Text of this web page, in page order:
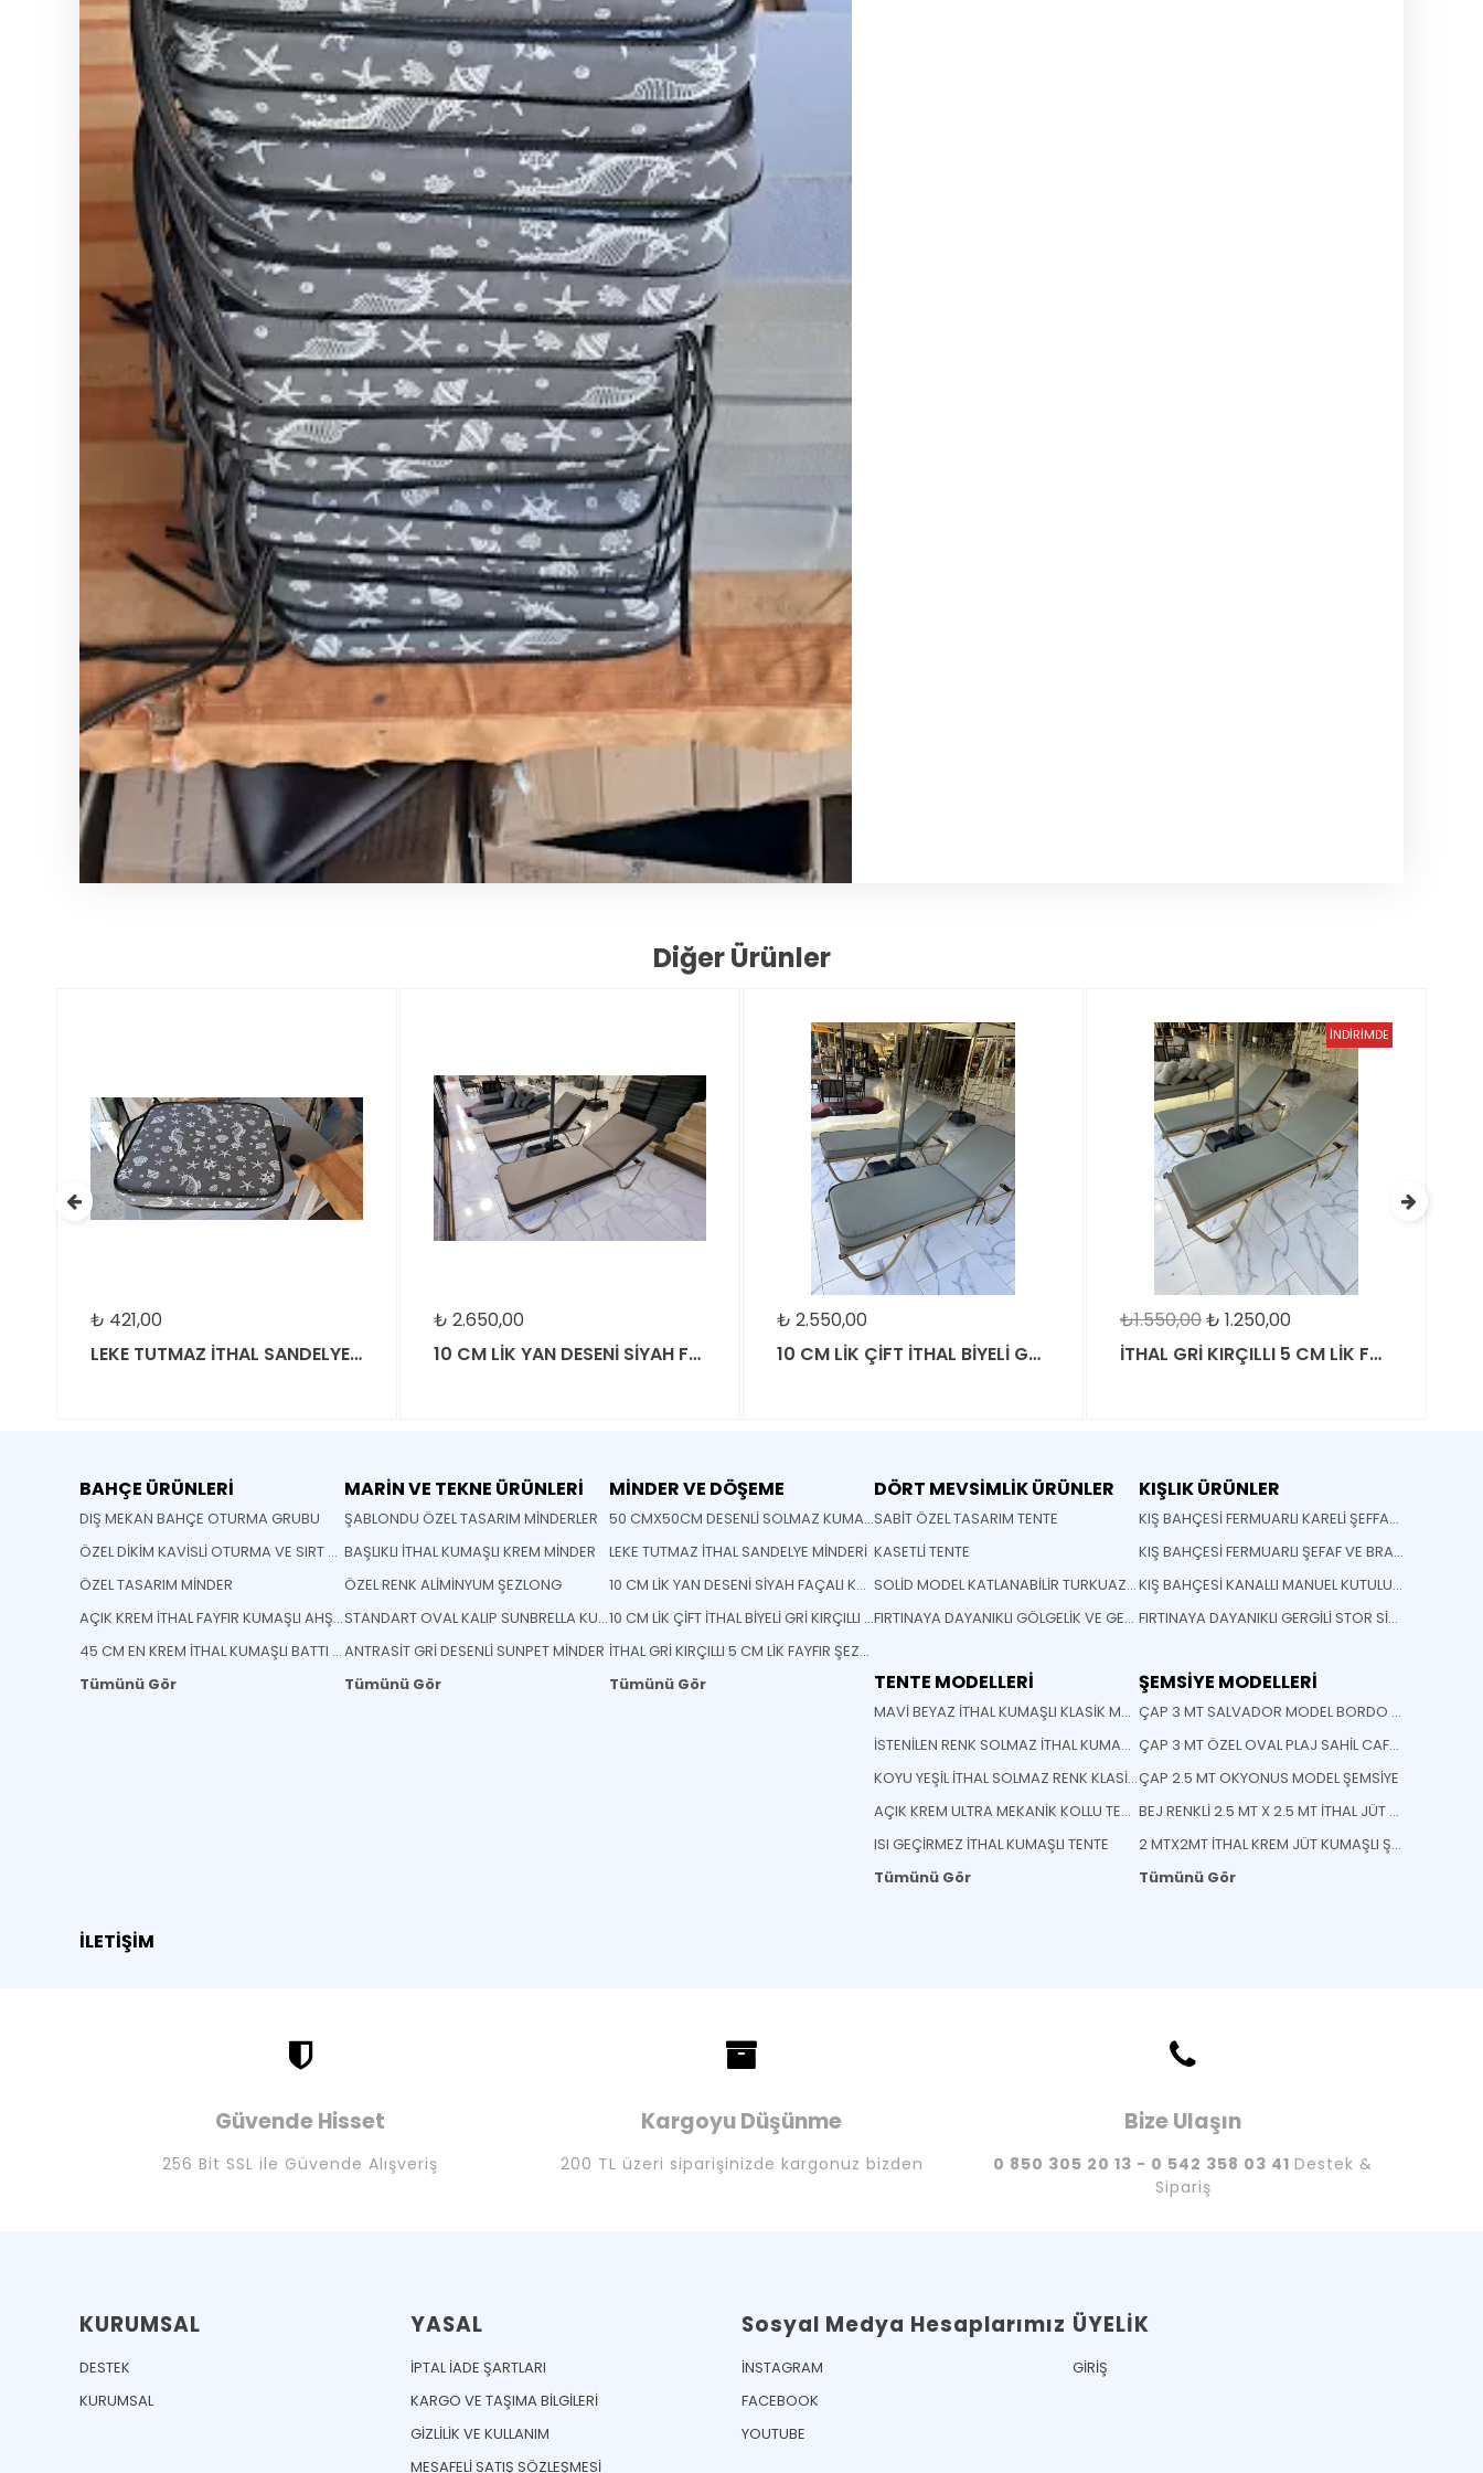
Diğer Ürünler
421,00
LEKE TUTMAZ İTHAL SANDELYE MİNDERİ
2.650,00
10 CM LİK YAN DESENİ SİYAH FAÇALI KOYU GRİ RENK ŞEZLONG MİNDERİ
2.550,00
10 CM LİK ÇİFT İTHAL BİYELİ GRİ KIRÇILLI FAYFIR ŞEZLONG MİNDERİ
₺1.550,00₺1.250,00
İTHAL GRİ KIRÇILLI 5 CM LİK FAYFIR ŞEZLONG MİNDERİ
TÜKENDİ
İNDİRİMDE
BAHÇE ÜRÜNLERİ
DIŞ MEKAN BAHÇE OTURMA GRUBU
ÖZEL DİKİM KAVİSLİ OTURMA VE SIRT MİNDERİ
ÖZEL TASARIM MİNDER
AÇIK KREM İTHAL FAYFIR KUMAŞLI AHŞAP KATLANABİLİR SANDELYE
45 CM EN KREM İTHAL KUMAŞLI BATTI ÇIKTI KUMAŞ
Tümünü Gör
MARİN VE TEKNE ÜRÜNLERİ
ŞABLONDU ÖZEL TASARIM MİNDERLER
BAŞLIKLI İTHAL KUMAŞLI KREM MİNDER
ÖZEL RENK ALİMİNYUM ŞEZLONG
STANDART OVAL KALIP SUNBRELLA KUMAŞ SANDELYE MİNDERİ
ANTRASİT GRİ DESENLİ SUNPET MİNDER
Tümünü Gör
MİNDER VE DÖŞEME
50 CMX50CM DESENLİ SOLMAZ KUMAŞ YASTIK MİNDER
LEKE TUTMAZ İTHAL SANDELYE MİNDERİ
10 CM LİK YAN DESENİ SİYAH FAÇALI KOYU GRİ RENK ŞEZLONG MİNDERİ
10 CM LİK ÇİFT İTHAL BİYELİ GRİ KIRÇILLI FAYFIR ŞEZLONG MİNDERİ
İTHAL GRİ KIRÇILLI 5 CM LİK FAYFIR ŞEZLONG MİNDERİ
Tümünü Gör
DÖRT MEVSİMLİK ÜRÜNLER
SABİT ÖZEL TASARIM TENTE
KASETLİ TENTE
SOLİD MODEL KATLANABİLİR TURKUAZ TENTE
FIRTINAYA DAYANIKLI GÖLGELİK VE GERME SİSTEMLİ MONTAJA HAZIR GÖLGELİK
KIŞLIK ÜRÜNLER
KIŞ BAHÇESİ FERMUARLI KARELİ ŞEFFAF BRANDA
KIŞ BAHÇESİ FERMUARLI ŞEFAF VE BRANDA
KIŞ BAHÇESİ KANALLI MANUEL KUTULU TENTE
FIRTINAYA DAYANIKLI GERGİLİ STOR SİSTEM MEKANİZMALI TENTE
TENTE MODELLERİ
MAVİ BEYAZ İTHAL KUMAŞLI KLASİK MAFSALLI TENTE
İSTENİLEN RENK SOLMAZ İTHAL KUMAŞ KÖRÜKLÜ TENTE
KOYU YEŞİL İTHAL SOLMAZ RENK KLASİK TENTE
AÇIK KREM ULTRA MEKANİK KOLLU TENTE
ISI GEÇİRMEZ İTHAL KUMAŞLI TENTE
Tümünü Gör
ŞEMSİYE MODELLERİ
ÇAP 3 MT SALVADOR MODEL BORDO ÇİZGİLİ PLAJ SAHİL CAFE BEACH BAHÇE ŞEMSİYESİ
ÇAP 3 MT ÖZEL OVAL PLAJ SAHİL CAFE BEACH BAHÇE ŞEMSİYESİ
ÇAP 2.5 MT OKYONUS MODEL ŞEMSİYE
BEJ RENKLİ 2.5 MT X 2.5 MT İTHAL JÜT KUMAŞLI ŞEMSİYE
2 MTX2MT İTHAL KREM JÜT KUMAŞLI ŞEMSİYE
Tümünü Gör
İLETİŞİM
Güvende Hisset
256 Bit SSL ile Güvende Alışveriş
Kargoyu Düşünme
200 TL üzeri siparişinizde kargonuz bizden
Bize Ulaşın
0 850 305 20 13 - 0 542 358 03 41 Destek &
Sipariş
KURUMSAL
DESTEK
KURUMSAL
YASAL
İPTAL İADE ŞARTLARI
KARGO VE TAŞIMA BİLGİLERİ
GİZLİLİK VE KULLANIM
MESAFELİ SATIŞ SÖZLEŞMESİ
Sosyal Medya Hesaplarımız
İNSTAGRAM
FACEBOOK
YOUTUBE
ÜYELİK
GİRİŞ